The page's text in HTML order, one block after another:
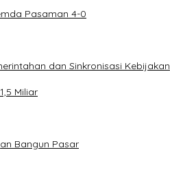
Pasaman 4-0
dan Sinkronisasi Kebijakan
Miliar
Bangun Pasar